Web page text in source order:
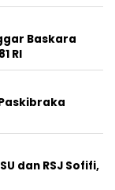
Baskara
RI
dan RSJ Sofifi,